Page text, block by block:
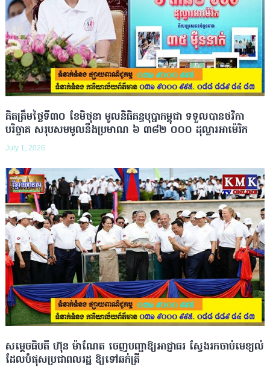
គិតត្រឹមថ្ងៃទី៣០ ខែមិថុនា មូលនិធិគន្ធបុប្ផាកម្ពុជា ទទួលបានថវិកា
បរិច្ចាគ សរុបសមមូលនឹងប្រមាណ ៦ ៣៨២ ០០០ ដុល្លារអាម៉េរិក
July 1, 2026
សម្ដេចធិបតី ហ៊ុន ម៉ាណែត ចេញបញ្ជាឱ្យអាជ្ញាធរ ស្វែងរកចាប់មេខ្យល់
ដែលបំផុសប្រជាពលរដ្ឋ ឱ្យទៅឆក់ត្រី